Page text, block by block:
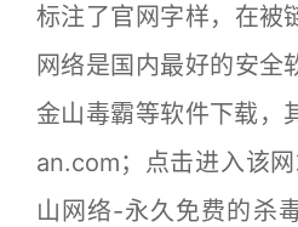
标注了官网字样，在被
网络是国内最好的安全
金山毒霸等软件下载，
an.com；点击进入该
山网络-永久免费的杀